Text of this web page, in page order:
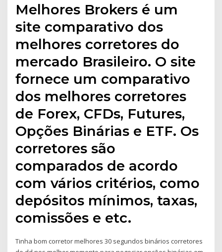
Melhores Brokers é um
site comparativo dos
melhores corretores do
mercado Brasileiro. O site
fornece um comparativo
dos melhores corretores
de Forex, CFDs, Futures,
Opções Binárias e ETF. Os
corretores são
comparados de acordo
com vários critérios, como
depósitos mínimos, taxas,
comissões e etc.
Tinha bom corretor melhores 30 segundos binários corretores